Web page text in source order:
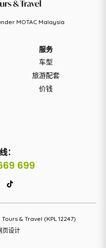
MOTAC Malaysia
服务
车型
旅游配套
价钱
：
699
& Travel (KPL 12247)
页设计